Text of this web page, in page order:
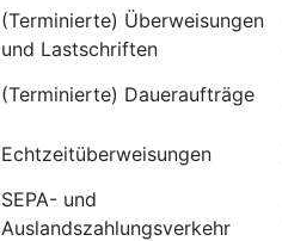
(Terminierte) Überweisungen
und Lastschriften
(Terminierte) Daueraufträge
Echtzeitüberweisungen
SEPA- und
Auslandszahlungsverkehr